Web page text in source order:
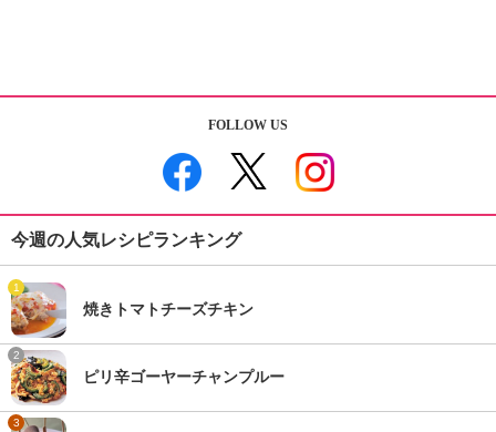
FOLLOW US
今週の人気レシピランキング
1
焼きトマトチーズチキン
2
ピリ辛ゴーヤーチャンプルー
3